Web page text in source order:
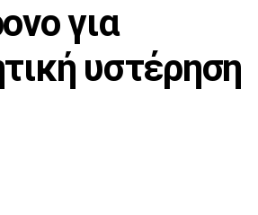
για
υστέρηση